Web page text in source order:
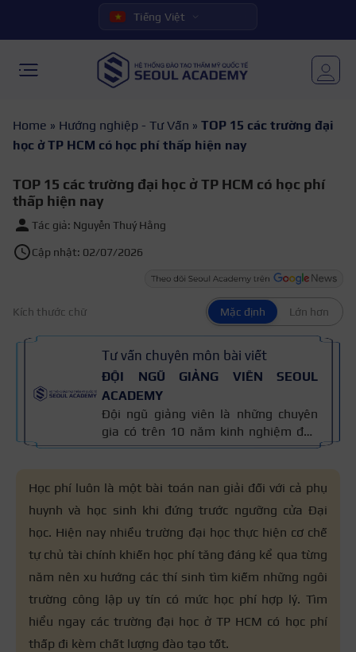
Tiếng Việt
Home » Hướng nghiệp - Tư Vấn » TOP 15 các trường đại
học ở TP HCM có học phí thấp hiện nay
TOP 15 các trường đại học ở TP HCM có học phí
thấp hiện nay
Tác giả: Nguyễn Thuý Hằng
Cập nhật: 02/07/2026
Kích thước chữ Mặc định Lớn hơn
Tư vấn chuyên môn bài viết
ĐỘI NGŨ GIẢNG VIÊN SEOUL
ACADEMY
Đội ngũ giảng viên là những chuyên
gia có trên 10 năm kinh nghiệm đào
tạo nghề và kiến thức thẩm mỹ
nối mi, trang điểm, tóc. Nội dung bài
viết được xây dựng dựa trên giáo trình
đào tạo và kinh nghiệm giảng dạy
thực tế, đồng thời được cập nhật
thường xuyên để đảm bảo tính chính
xác.
Học phí luôn là một bài toán nan giải đối với cả phụ
huynh và học sinh khi đứng trước ngưỡng cửa Đại
học. Hiện nay nhiều trường đại học thực hiện cơ chế
tự chủ tài chính khiến học phí tăng đáng kể qua từng
năm nên xu hướng các thí sinh tìm kiếm những ngôi
trường công lập uy tín có mức học phí hợp lý. Tìm
hiểu ngay các trường đại học ở TP HCM có học phí
thấp đi kèm chất lượng đào tạo tốt.